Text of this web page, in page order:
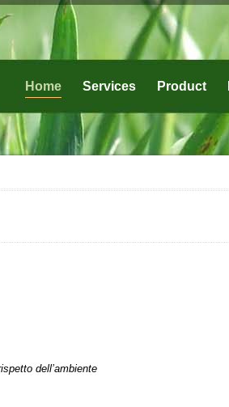
Home Services Product
dell’ambiente